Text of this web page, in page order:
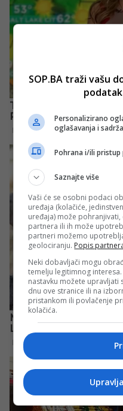
SOP.BA traži vašu
Personalizirano
oglašavanja i
Pohrana i/ili pristup
Saznajte više
Vaši će se osobni podaci
uređaja (kolačiće,
uređaja) može
partnera ili ih može
partneri možemo
geolociranju. Popis
Neki dobavljači mogu
temelju legitimnog
nastavku možete upravljati
dnu ove stranice ili na
pristankom ili povlačenje
kolačića.